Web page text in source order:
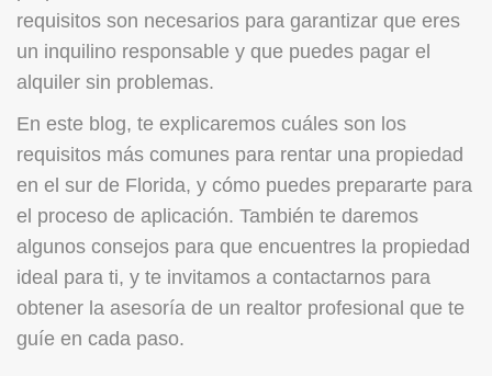
requisitos son necesarios para garantizar que eres
un inquilino responsable y que puedes pagar el
alquiler sin problemas.
En este blog, te explicaremos cuáles son los
requisitos más comunes para rentar una propiedad
en el sur de Florida, y cómo puedes prepararte para
el proceso de aplicación. También te daremos
algunos consejos para que encuentres la propiedad
ideal para ti, y te invitamos a contactarnos para
obtener la asesoría de un realtor profesional que te
guíe en cada paso.